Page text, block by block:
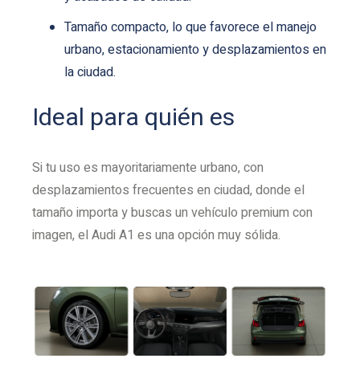
Tamaño compacto, lo que favorece el manejo
urbano, estacionamiento y desplazamientos en
la ciudad.
Ideal para quién es
Si tu uso es mayoritariamente urbano, con
desplazamientos frecuentes en ciudad, donde el
tamaño importa y buscas un vehículo premium con
imagen, el Audi A1 es una opción muy sólida.